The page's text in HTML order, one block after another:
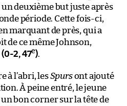
deuxième but juste après
période. Cette fois-ci,
marquant de près, qui a
de ce même Johnson,
(0-2, 47e).
à l’abri, lesSpursont ajouté
À peine entré, le jeune
bon corner sur la tête de